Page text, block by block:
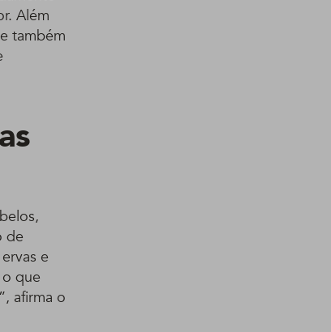
Além
também
de
e
que
afirma o